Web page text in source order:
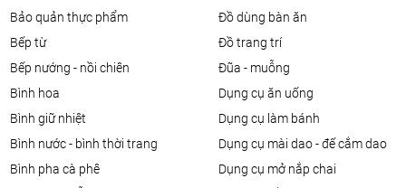
bảo quản thực phẩm
bếp từ
bếp nướng - nồi chiên
bình hoa
bình giữ nhiệt
bình nước - bình thời trang
bình pha cà phê
đồ dùng bàn ăn
đồ trang trí
đũa - muỗng
dụng cụ ăn uống
dụng cụ làm bánh
dụng cụ mài dao - đế cắm dao
dụng cụ mở nắp chai